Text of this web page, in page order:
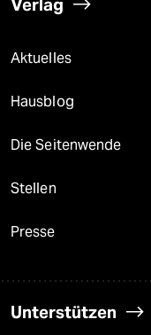
Verlag
Aktuelles
Hausblog
Die Seitenwende
Stellen
Presse
Unterstützen